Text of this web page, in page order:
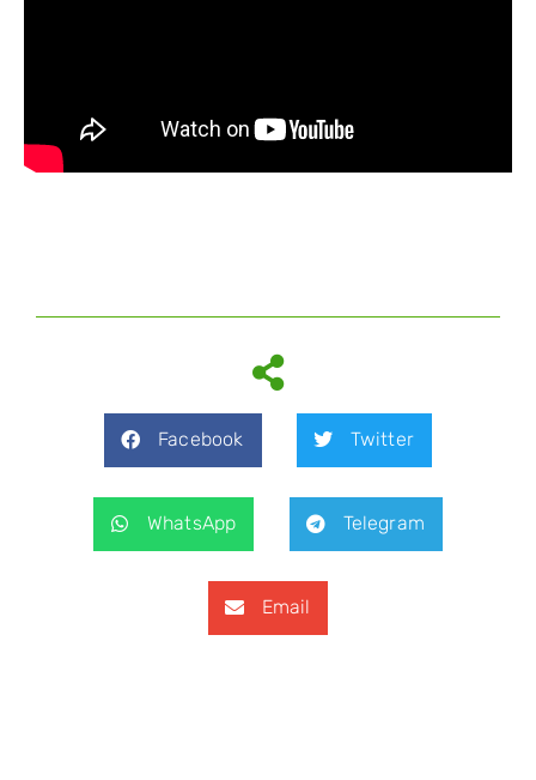
Facebook Twitter
WhatsApp Telegram
Email